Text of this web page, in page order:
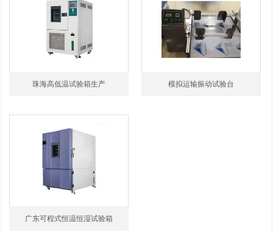
珠海高低温试验箱生产 模拟运输振动试验台
广东可程式恒温恒湿试验箱